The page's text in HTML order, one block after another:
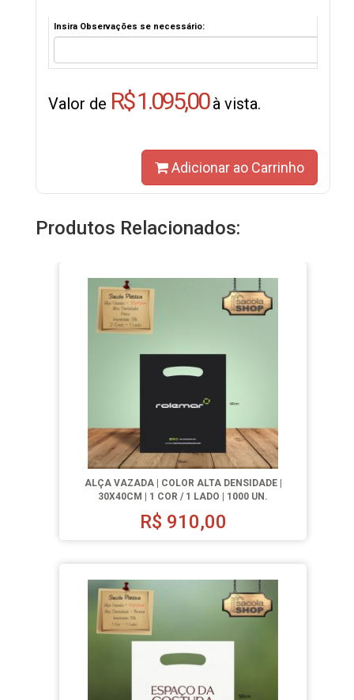
Insira Observações se necessário:
Valor de R$ 1.095,00à vista.
Adicionar ao Carrinho
Produtos Relacionados:
ALÇA VAZADA | COLOR ALTA DENSIDADE |
30X40CM | 1 COR / 1 LADO | 1000 UN.
R$ 910,00